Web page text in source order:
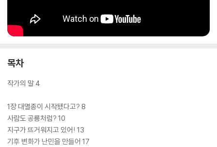
목차
작가의 말 4
1장 대멸종이 시작됐다고? 8
사람도 공룡처럼? 10
지구가 뜨거워지고 있어! 13
기후 변화가 난민을 만들어 17